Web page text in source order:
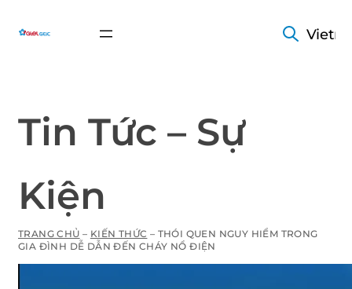
Tin Tức – Sự
Kiện
TRANG CHỦ – KIẾN THỨC – THÓI QUEN NGUY HIỂM TRONG
GIA ĐÌNH DỄ DẪN ĐẾN CHÁY NỔ ĐIỆN